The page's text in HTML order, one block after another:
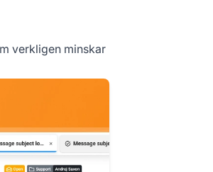
verkligen minskar